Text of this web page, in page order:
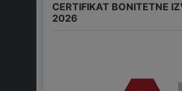
CERTIFIKAT BONITETNE
2026